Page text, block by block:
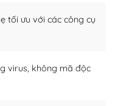
đàn cộng đồng
viên và những
lên mạng và tìm
họ sẽ giúp bạn trả
tối ưu với các công cụ
virus, không mã độc